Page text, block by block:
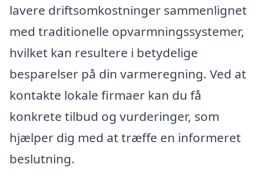
lavere driftsomkostninger sammenlignet
med traditionelle opvarmningssystemer,
hvilket kan resultere i betydelige
besparelser på din varmeregning. Ved at
kontakte lokale firmaer kan du få
konkrete tilbud og vurderinger, som
hjælper dig med at træffe en informeret
beslutning.